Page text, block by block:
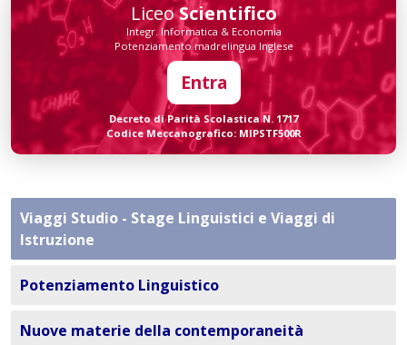
LiceoScientifico
Integr. Informatica & Economia
Potenziamento madrelingua Inglese
Entra
Decreto di Parità Scolastica N. 1717
Codice Meccanografico: MIPSTF500R
Viaggi Studio - Stage Linguistici e Viaggi di
Istruzione
Potenziamento Linguistico
Nuove materie della contemporaneità